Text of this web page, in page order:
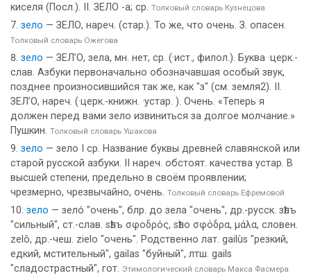
киселя (Посл.). II. ЗЕЛО -а; ср. Толковый словарь Кузнецова
зело — ЗЕЛО, нареч. (стар.). То же, что очень. З. опасен.
Толковый словарь Ожегова
зело — ЗЕЛ’О, зела, мн. нет, ср. (·ист., филол.). Буква ·церк.-
слав. Азбуки первоначально обозначавшая особый звук,
позднее произносившийся так же, как "з" (см. земля2). II.
ЗЕЛ’О, нареч. (·церк.-книжн. ·устар. ). Очень. «Теперь я
должен перед вами зело извиниться за долгое молчание.»
Пушкин. Толковый словарь Ушакова
зело — зело I ср. Название буквы древней славянской или
старой русской азбуки. II нареч. обстоят. качества устар. В
высшей степени, предельно в своём проявлении;
чрезмерно, чрезвычайно, очень. Толковый словарь Ефремовой
зело — зело́ "очень", блр. до зела "очень", др.-русск. зѣлъ
"сильный", ст.-слав. ѕѣлъ σφοδρός, ѕѣло σφόδρα, μάλα, словен.
zelô, др.-чеш. zielo "очень". Родственно лат. gailùs "резкий,
едкий, мстительный", gailas "буйный", лтш. gails
"сладострастный", гот. Этимологический словарь Макса Фасмера